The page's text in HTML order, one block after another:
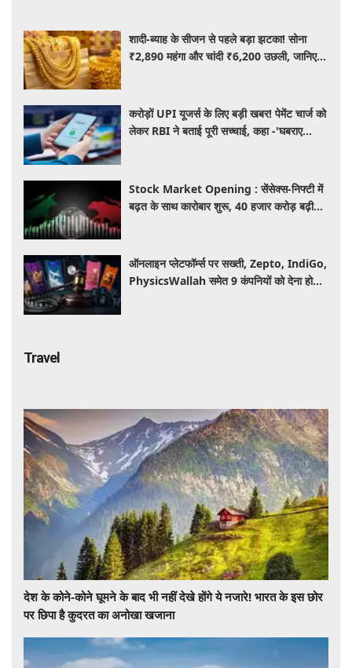
शादी-ब्याह के सीजन से पहले बड़ा झटका! सोना
₹2,890 महंगा और चांदी ₹6,200 उछली, जानिए
करोड़ों UPI यूजर्स के लिए बड़ी खबर! पेमेंट चार्ज को
लेकर RBI ने बताई पूरी सच्चाई, कहा -'घबराए
Stock Market Opening : सेंसेक्स-निफ्टी में
बढ़त के साथ कारोबार शुरू, 40 हजार करोड़ बढ़ी
ऑनलाइन प्लेटफॉर्म्स पर सख्ती, Zepto, IndiGo,
PhysicsWallah समेत 9 कंपनियों को देना होगा
Travel
देश के कोने-कोने घूमने के बाद भी नहीं देखे होंगे ये नजारे! भारत के इस छोर
पर छिपा है कुदरत का अनोखा खजाना